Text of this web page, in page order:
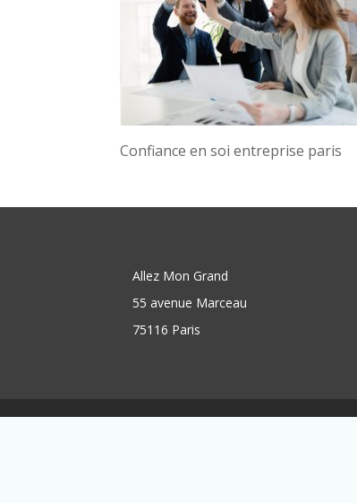
Confiance en soi entreprise paris
Allez Mon Grand
55 avenue Marceau
75116 Paris